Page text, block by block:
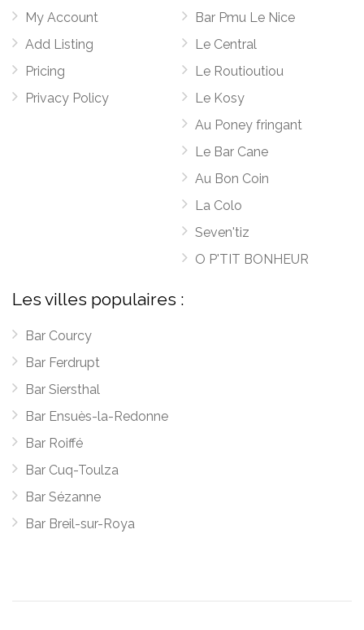
My Account
Add Listing
Pricing
Privacy Policy
Bar Pmu Le Nice
Le Central
Le Routioutiou
Le Kosy
Au Poney fringant
Le Bar Cane
Au Bon Coin
La Colo
Seven'tiz
O P'TIT BONHEUR
Les villes populaires :
Bar Courcy
Bar Ferdrupt
Bar Siersthal
Bar Ensuès-la-Redonne
Bar Roiffé
Bar Cuq-Toulza
Bar Sézanne
Bar Breil-sur-Roya